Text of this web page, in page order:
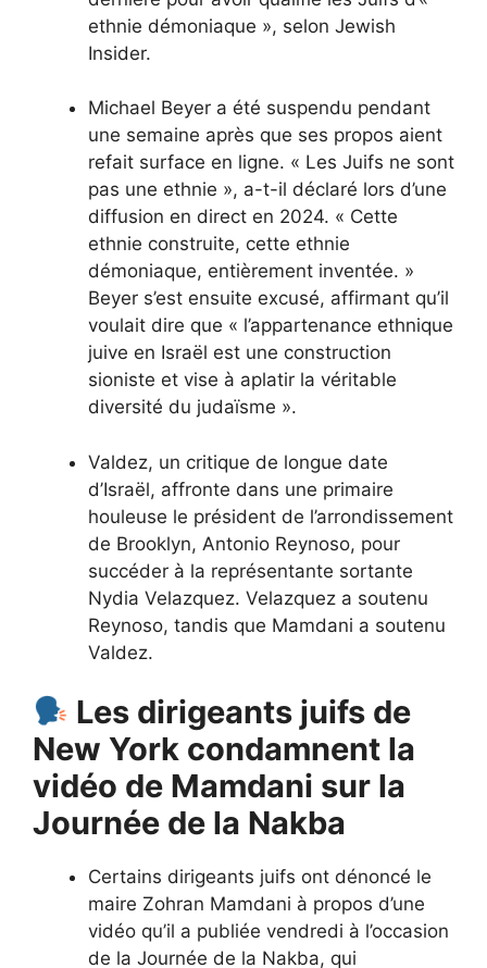
ethnie démoniaque », selon Jewish
Insider.
Michael Beyer a été suspendu pendant
une semaine après que ses propos aient
refait surface en ligne. « Les Juifs ne sont
pas une ethnie », a-t-il déclaré lors d’une
diffusion en direct en 2024. « Cette
ethnie construite, cette ethnie
démoniaque, entièrement inventée. »
Beyer s’est ensuite excusé, affirmant qu’il
voulait dire que « l’appartenance ethnique
juive en Israël est une construction
sioniste et vise à aplatir la véritable
diversité du judaïsme ».
Valdez, un critique de longue date
d’Israël, affronte dans une primaire
houleuse le président de l’arrondissement
de Brooklyn, Antonio Reynoso, pour
succéder à la représentante sortante
Nydia Velazquez. Velazquez a soutenu
Reynoso, tandis que Mamdani a soutenu
Valdez.
Les dirigeants juifs de
New York condamnent la
vidéo de Mamdani sur la
Journée de la Nakba
Certains dirigeants juifs ont dénoncé le
maire Zohran Mamdani à propos d’une
vidéo qu’il a publiée vendredi à l’occasion
de la Journée de la Nakba, qui